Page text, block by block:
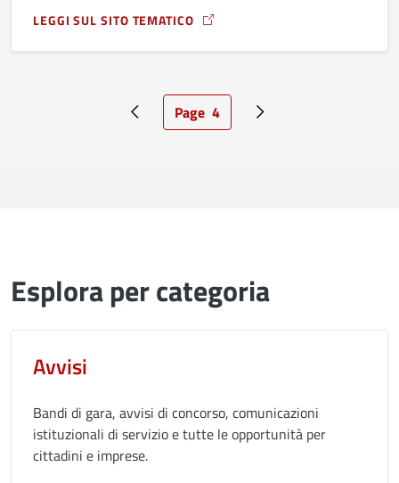
LEGGI SUL SITO TEMATICO
A PROPOSITO DI UNIVERSITÀ DI FIRENZE: DUE MASTER
Pagina precedente
Pagina attuale
Page 4 Pagina successiva
Esplora per categoria
Avvisi
Bandi di gara, avvisi di concorso, comunicazioni
istituzionali di servizio e tutte le opportunità per
cittadini e imprese.